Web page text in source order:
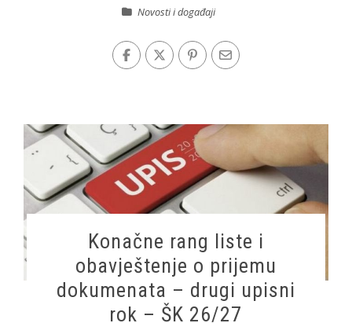
Novosti i događaji
Konačne rang liste i
obavještenje o prijemu
dokumenata – drugi upisni
rok – ŠK 26/27